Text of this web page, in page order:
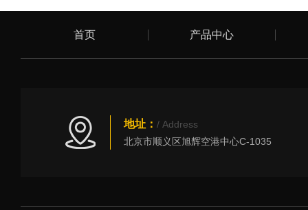
首页 产品中心
地址： / Address
北京市顺义区旭辉空港中心C-1035